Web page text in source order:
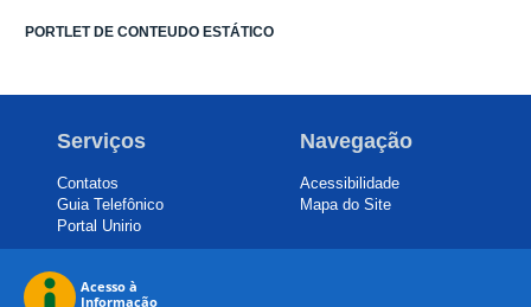
PORTLET DE CONTEUDO ESTÁTICO
Serviços
Contatos
Guia Telefônico
Portal Unirio
Navegação
Acessibilidade
Mapa do Site